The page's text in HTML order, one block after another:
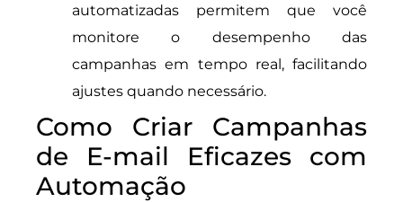
automatizadas permitem que você
monitore o desempenho das
campanhas em tempo real, facilitando
ajustes quando necessário.
Como Criar Campanhas
de E-mail Eficazes com
Automação